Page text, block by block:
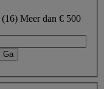
(16) Meer dan € 500